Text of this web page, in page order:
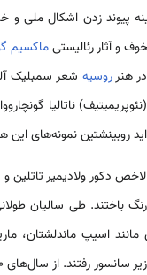
پیوند زدن اشکال ملی و
و آثار رئالیستیماکسیم
روسیه شعر سمبلیک
ناتالیا
روبینشتین نمونه‌های این
دکور ولادیمیر
باختند. طی سالیان
مانند اسیپ ماندلشتان،